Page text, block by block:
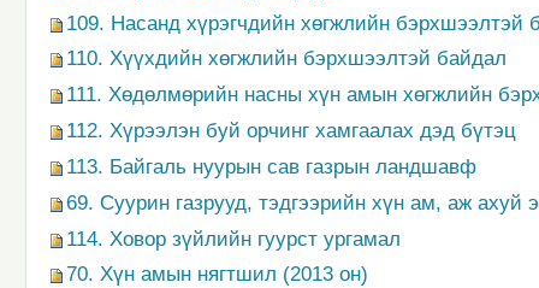
109. Насанд хүрэгчдийн хөгжлийн бэрхшээлтэй
110. Хүүхдийн хөгжлийн бэрхшээлтэй байдал
111. Хөдөлмөрийн насны хүн амын хөгжлийн
112. Хүрээлэн буй орчинг хамгаалах дэд бүтэц
113. Байгаль нуурын сав газрын ландшавф
69. Суурин газрууд, тэдгээрийн хүн ам, аж ахуй
114. Ховор зүйлийн гуурст ургамал
70. Хүн амын нягтшил (2013 он)